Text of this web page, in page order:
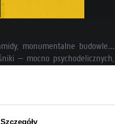
Szczegóły
monumentalne budowle…
– mocno psychodelicznych,
sludge metal. I w
radości, a w dodatku jadą kilka